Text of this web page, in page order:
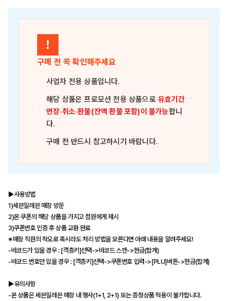
!
구매 전 꼭 확인해주세요
사업자 전용 상품입니다.
해당 상품은프로모션 전용 상품으로유효기간
연장·취소·환불(잔액 환불 포함)이 불가능합니
다.
구매 전 반드시 참고하시기 바랍니다.
▶사용방법
1)세븐일레븐 매장 방문
2)본 쿠폰의 해당 상품을 가지고 점원에게 제시
3)쿠폰번호 인증 후 상품 교환 완료
※매장 직원의 착오로 혹시라도 처리 방법을 모른다면 아래 내용을 알려주세요!
-바코드가 있을 경우 : [객층키]선택->바코드 스캔->현금(합계)
-바코드 번호만 있을 경우 : [객층키]선택->쿠폰번호 입력->[PLU]버튼->현금(합계)
▶유의사항
-본 상품은 세븐일레븐 매장 내 행사(1+1, 2+1) 또는 증정상품 적용이 불가합니다.